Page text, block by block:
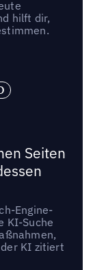
hilft dir,
Seiten
Engine-
KI-Suche
KI zitiert